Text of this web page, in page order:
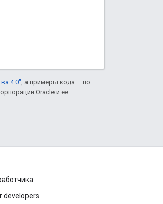
4.0", а примеры кода – по
Oracle и ее
developers